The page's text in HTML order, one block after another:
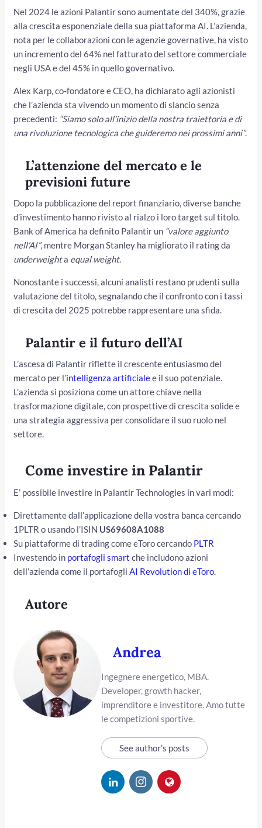
Nel 2024 le azioni Palantir sono aumentate del 340%, grazie
alla crescita esponenziale della sua piattaforma AI. L’azienda,
nota per le collaborazioni con le agenzie governative, ha visto
un incremento del 64% nel fatturato del settore commerciale
negli USA e del 45% in quello governativo.
Alex Karp, co-fondatore e CEO, ha dichiarato agli azionisti
che l’azienda sta vivendo un momento di slancio senza
precedenti: “Siamo solo all’inizio della nostra traiettoria e di
una rivoluzione tecnologica che guideremo nei prossimi anni”.
L’attenzione del mercato e le
previsioni future
Dopo la pubblicazione del report finanziario, diverse banche
d’investimento hanno rivisto al rialzo i loro target sul titolo.
Bank of America ha definito Palantir un “valore aggiunto
nell’AI”, mentre Morgan Stanley ha migliorato il rating da
underweighta equal weight.
Nonostante i successi, alcuni analisti restano prudenti sulla
valutazione del titolo, segnalando che il confronto con i tassi
di crescita del 2025 potrebbe rappresentare una sfida.
Palantir e il futuro dell’AI
L’ascesa di Palantir riflette il crescente entusiasmo del
mercato per l’intelligenza artificialee il suo potenziale.
L’azienda si posiziona come un attore chiave nella
trasformazione digitale, con prospettive di crescita solide e
una strategia aggressiva per consolidare il suo ruolo nel
settore.
Come investire in Palantir
E’ possibile investire in Palantir Technologies in vari modi:
Direttamente dall’applicazione della vostra banca cercando
1PLTR o usando l’ISIN US69608A1088
Su piattaforme di trading come eToro cercando PLTR
Investendo in portafogli smart che includono azioni
dell’azienda come il portafogliAI Revolution di eToro.
Autore
Andrea
Ingegnere energetico, MBA.
Developer, growth hacker,
imprenditore e investitore. Amo tutte
le competizioni sportive.
See author's posts